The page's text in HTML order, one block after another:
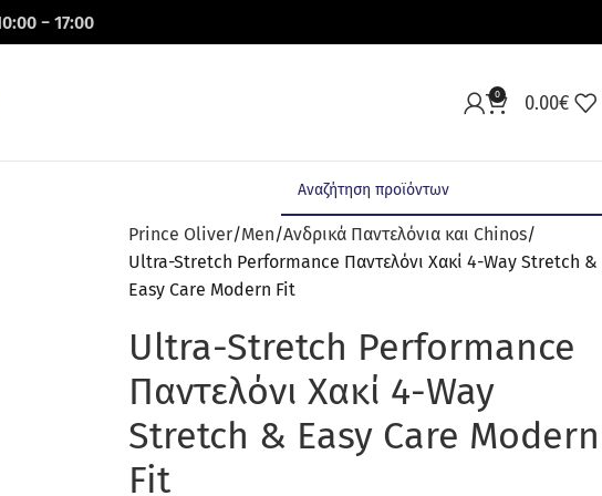
− 17:00
0 0.00€
Prince Oliver Men Ανδρικά Παντελόνια και Chinos
Ultra-Stretch Performance Παντελόνι Χακί 4-Way Stretch &
Easy Care Modern Fit
Ultra-Stretch Performance
Παντελόνι Χακί 4-Way
Stretch & Easy Care Modern
Fit